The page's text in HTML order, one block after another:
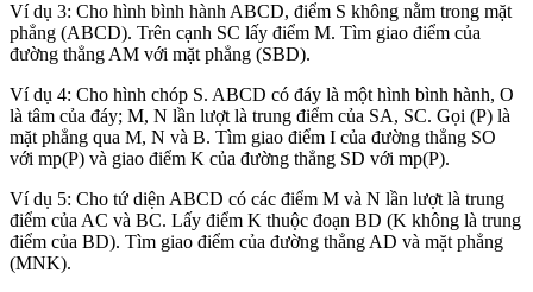
Ví dụ 3: Cho hình bình hành ABCD, điểm S không nằm trong mặt
phẳng (ABCD). Trên cạnh SC lấy điểm M. Tìm giao điểm của
đường thẳng AM với mặt phẳng (SBD).
Ví dụ 4: Cho hình chóp S. ABCD có đáy là một hình bình hành, O
là tâm của đáy; M, N lần lượt là trung điểm của SA, SC. Gọi (P) là
mặt phẳng qua M, N và B. Tìm giao điểm I của đường thẳng SO
với mp(P) và giao điểm K của đường thẳng SD với mp(P).
Ví dụ 5: Cho tứ diện ABCD có các điểm M và N lần lượt là trung
điểm của AC và BC. Lấy điểm K thuộc đoạn BD (K không là trung
điểm của BD). Tìm giao điểm của đường thẳng AD và mặt phẳng
(MNK).